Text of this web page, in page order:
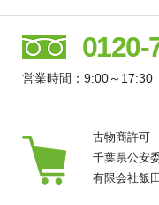
0120-
営業時間：9:00～17:30
古物商許可
千葉県公安
有限会社飯